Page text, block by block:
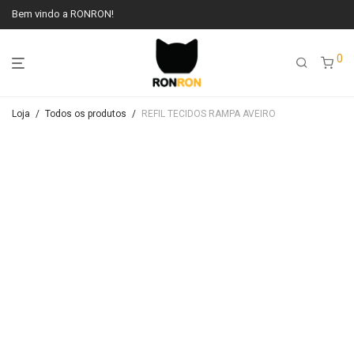
Bem vindo a RONRON!
0
Loja / Todos os produtos / REFIL TECIDOS RAMPA AVEIRO